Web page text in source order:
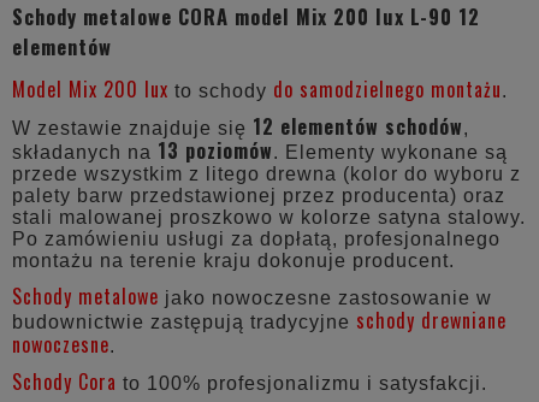
Schody metalowe CORA model Mix 200 lux L-90 12
elementów
Model Mix 200 lux to schody do samodzielnego montażu.
W zestawie znajduje się 12 elementów schodów,
składanych na 13 poziomów. Elementy wykonane są
przede wszystkim z litego drewna (kolor do wyboru z
palety barw przedstawionej przez producenta) oraz
stali malowanej proszkowo w kolorze satyna stalowy.
Po zamówieniu usługi za dopłatą, profesjonalnego
montażu na terenie kraju dokonuje producent.
Schody metalowe jako nowoczesne zastosowanie w
budownictwie zastępują tradycyjne schody drewniane
nowoczesne.
Schody Cora to 100% profesjonalizmu i satysfakcji.